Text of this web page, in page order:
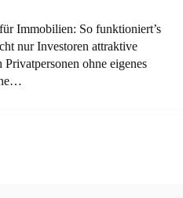
Immobilien: So funktioniert’s
nur Investoren attraktive
ohne eigenes